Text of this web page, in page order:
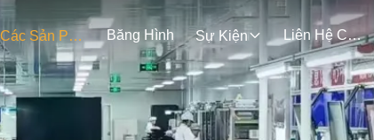
Các Sản Phẩm Băng Hình Sự Kiện Liên Hệ Chúng Tôi